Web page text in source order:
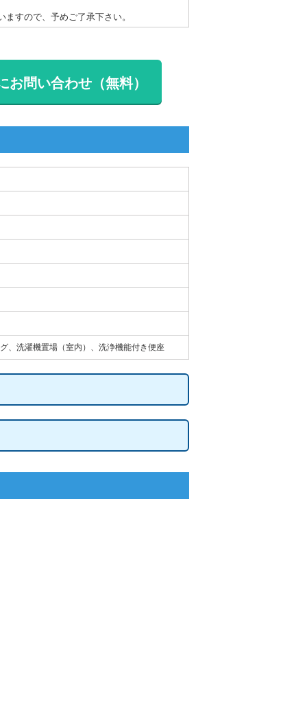
すので、予めご了承下さい。
お問い合わせ（無料）
、洗濯機置場（室内）、洗浄機能付き便座